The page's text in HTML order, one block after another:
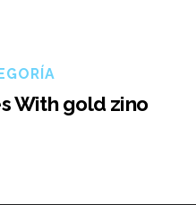
With gold zino